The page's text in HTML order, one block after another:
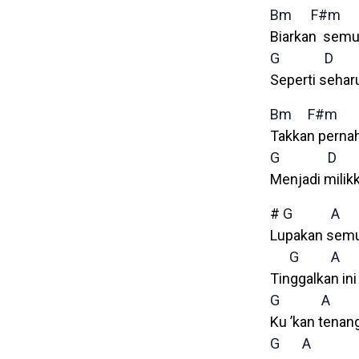
Bm
F#m
Biarkan
G
D
Seperti
Bm
F#m
Takkan
G
D
Menjadi
# G
A
Lupakan
G
A
Tinggalkan ini
G
A
Ku ’kan
G
A